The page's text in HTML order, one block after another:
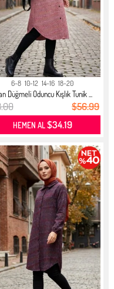
6-8 10-12 14-16 18-20
Düğmeli Oduncu Kışlık Tunik ...
$56.99
HEMEN AL$34.19